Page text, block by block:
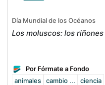
Día Mundial de los Océanos
Los moluscos: los
Por Fórmate a Fondo
animales
cambio ... ciencia